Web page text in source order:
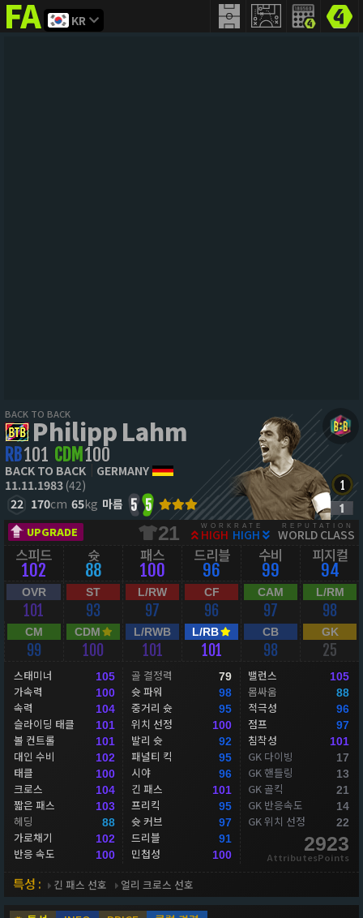
FIFAaddict
KR
BACK TO BACK
Philipp Lahm
RB101 CDM 100
BACK TO BACK
GERMANY
11.11.1983(42)
22 170cm 65kg 마름 5 5
UPGRADE 21 WORKRATE
HIGH HIGH
REPUTATION
WORLD CLASS
스피드
102
슛
88
패스
100
드리블
96
수비
99
피지컬
94
OVR
101
ST
93
L/RW
97
CF
96
CAM
97
L/RM
98
CM
99
CDM
100
L/RWB
101
L/RB
101
CB
98
GK
25
스태미너 105
가속력 100
속력 104
슬라이딩 태클 101
볼 컨트롤 101
대인 수비 102
태클 100
크로스 104
짧은 패스 103
헤딩 88
가로채기 102
반응 속도 100
골 결정력 79
슛 파워 98
중거리 슛 95
위치 선정 100
발리 슛 92
패널티 킥 95
시야 96
긴 패스 101
프리킥 95
슛 커브 97
드리블 91
민첩성 100
밸런스 105
몸싸움 88
적극성 96
점프 97
침착성 101
GK 다이빙 17
GK 핸들링 13
GK 골킥 21
GK 반응속도 14
GK 위치 선정 22
2923
AttributesPoints
특성 : 긴 패스 선호 얼리 크로스 선호